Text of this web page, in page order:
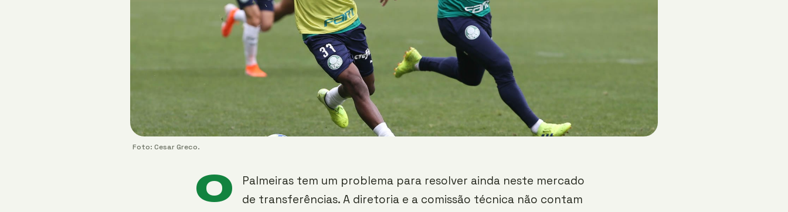
Foto: Cesar Greco.
O
Palmeiras tem um problema para resolver ainda neste mercado
de transferências. A diretoria e a comissão técnica não contam